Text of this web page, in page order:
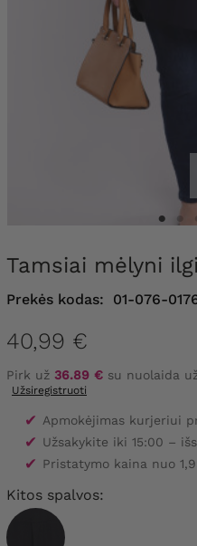
Tamsiai mėlyni
Prekės kodas: 01-076-
40,99 €
Pirk už 36.89 € su nuolaida
Užsiregistruoti
✔ Apmokėjimas kurjeriui
✔ Užsakykite iki 15:00 –
✔ Pristatymo kaina nuo
Kitos spalvos: